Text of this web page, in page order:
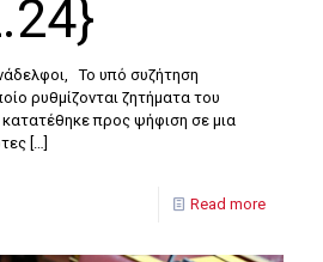
Το υπό συζήτηση
ρυθμίζονται ζητήματα του
προς ψήφιση σε μια
[…]
Read more